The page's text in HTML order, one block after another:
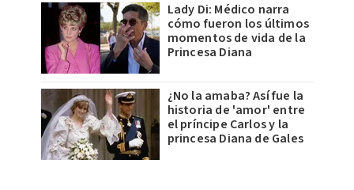
Lady Di: Médico narra
cómo fueron los últimos
momentos de vida de la
Princesa Diana
¿No la amaba? Así fue la
historia de 'amor' entre
el príncipe Carlos y la
princesa Diana de Gales